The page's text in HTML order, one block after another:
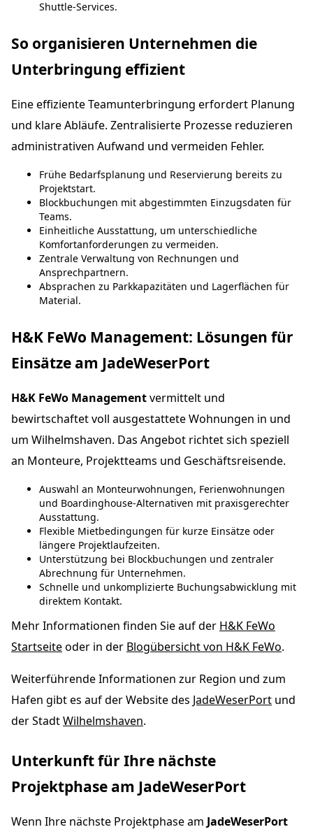
Shuttle-Services.
So organisieren Unternehmen die
Unterbringung effizient
Eine effiziente Teamunterbringung erfordert Planung
und klare Abläufe. Zentralisierte Prozesse reduzieren
administrativen Aufwand und vermeiden Fehler.
Frühe Bedarfsplanung und Reservierung bereits zu
Projektstart.
Blockbuchungen mit abgestimmten Einzugsdaten für
Teams.
Einheitliche Ausstattung, um unterschiedliche
Komfortanforderungen zu vermeiden.
Zentrale Verwaltung von Rechnungen und
Ansprechpartnern.
Absprachen zu Parkkapazitäten und Lagerflächen für
Material.
H&K FeWo Management: Lösungen für
Einsätze am JadeWeserPort
H&K FeWo Managementvermittelt und
bewirtschaftet voll ausgestattete Wohnungen in und
um Wilhelmshaven. Das Angebot richtet sich speziell
an Monteure, Projektteams und Geschäftsreisende.
Auswahl an Monteurwohnungen, Ferienwohnungen
und Boardinghouse-Alternativen mit praxisgerechter
Ausstattung.
Flexible Mietbedingungen für kurze Einsätze oder
längere Projektlaufzeiten.
Unterstützung bei Blockbuchungen und zentraler
Abrechnung für Unternehmen.
Schnelle und unkomplizierte Buchungsabwicklung mit
direktem Kontakt.
Mehr Informationen finden Sie auf der H&K FeWo
Startseiteoder in der Blogübersicht von H&K FeWo.
Weiterführende Informationen zur Region und zum
Hafen gibt es auf der Website des JadeWeserPort und
der StadtWilhelmshaven.
Unterkunft für Ihre nächste
Projektphase am JadeWeserPort
Wenn Ihre nächste Projektphase am JadeWeserPort